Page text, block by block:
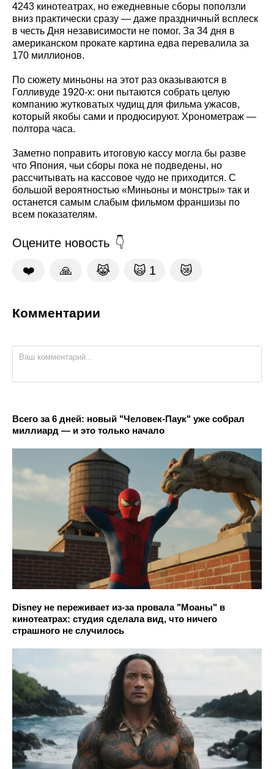
4243 кинотеатрах, но ежедневные сборы поползли
вниз практически сразу — даже праздничный всплеск
в честь Дня независимости не помог. За 34 дня в
американском прокате картина едва перевалила за
170 миллионов.
По сюжету миньоны на этот раз оказываются в
Голливуде 1920-х: они пытаются собрать целую
компанию жутковатых чудищ для фильма ужасов,
который якобы сами и продюсируют. Хронометраж —
полтора часа.
Заметно поправить итоговую кассу могла бы разве
что Япония, чьи сборы пока не подведены, но
рассчитывать на кассовое чудо не приходится. С
большой вероятностью «Миньоны и монстры» так и
останется самым слабым фильмом франшизы по
всем показателям.
Оцените новость
❤️ 🙏 😹 🙀 1 😿
Комментарии
Всего за 6 дней: новый "Человек-Паук" уже собрал
миллиард — и это только начало
Disney не переживает из-за провала "Моаны" в
кинотеатрах: студия сделала вид, что ничего
страшного не случилось